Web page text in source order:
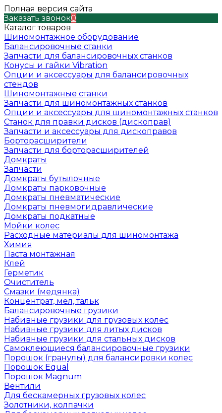
Полная версия сайта
Заказать звонок0
Каталог товаров
Шиномонтажное оборудование
Балансировочные станки
Запчасти для балансировочных станков
Конусы и гайки Vibration
Опции и аксессуары для балансировочных
стендов
Шиномонтажные станки
Запчасти для шиномонтажных станков
Опции и аксессуары для шиномонтажных станков
Станок для правки дисков (дископрав)
Запчасти и аксессуары для дископравов
Борторасширители
Запчасти для борторасширителей
Домкраты
Запчасти
Домкраты бутылочные
Домкраты парковочные
Домкраты пневматические
Домкраты пневмогидравлические
Домкраты подкатные
Мойки колес
Расходные материалы для шиномонтажа
Химия
Паста монтажная
Клей
Герметик
Очиститель
Смазки (медянка)
Концентрат, мел, тальк
Балансировочные грузики
Набивные грузики для грузовых колес
Набивные грузики для литых дисков
Набивные грузики для стальных дисков
Самоклеющиеся балансировочные грузики
Порошок (гранулы) для балансировки колес
Порошок Equal
Порошок Magnum
Вентили
Для бескамерных грузовых колес
Золотники, колпачки